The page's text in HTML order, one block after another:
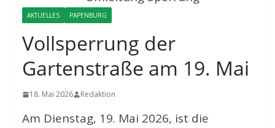
AKTUELLES PAPENBURG
Vollsperrung der
Gartenstraße am 19. Mai
18. Mai 2026 Redaktion
Am Dienstag, 19. Mai 2026, ist die